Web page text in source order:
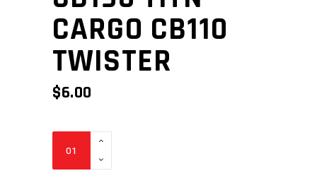
CARGO CB110
TWISTER
$6.00
ESFERICAS